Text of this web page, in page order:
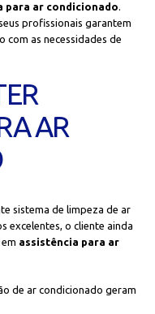
para ar condicionado
profissionais garantem
com as necessidades de
AR
sistema de limpeza de ar
excelentes, o cliente ainda
assistência para ar
de ar condicionado geram